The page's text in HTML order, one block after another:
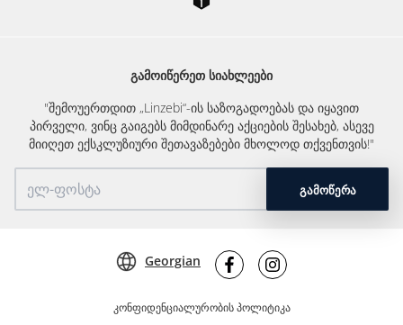
ᲒᲐᲛᲝᲘᲬᲔᲠᲔᲗ ᲡᲘᲐᲮᲚᲔᲔᲑᲘ
"შემოუერთდით „Linzebi“-ის საზოგადოებას და იყავით
პირველი, ვინც გაიგებს მიმდინარე აქციების შესახებ, ასევე
მიიღეთ ექსკლუზიური შეთავაზებები მხოლოდ თქვენთვის!"
ᲒᲐᲛᲝᲬᲔᲠᲐ
კონფიდენციალურობის პოლიტიკა
Georgian